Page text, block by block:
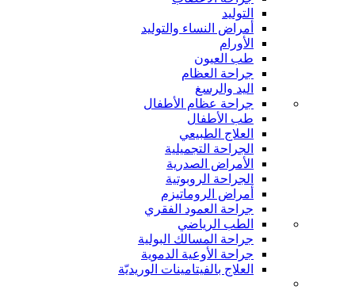
التوليد
أمراض النساء والتوليد
الأورام
طب العيون
جراحة العظام
اليد والرسغ
جراحة عظام الأطفال
طب الأطفال
العلاج الطبيعي
الجراحة التجميلية
الأمراض الصدرية
الجراحة الروبوتية
أمراض الروماتيزم
جراحة العمود الفقري
الطب الرياضي
جراحة المسالك البولية
جراحة الأوعية الدموية
العلاج بالفيتامينات الوريديّة